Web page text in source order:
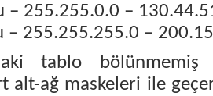
– 255.255.0.0 –
– 255.255.255.0 –
tablo
alt-ağ maskeleri ile